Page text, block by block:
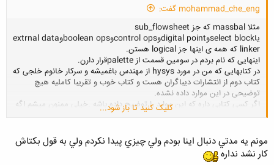
mohammad_che_eng گفت:
مثلا massbal که جز sub_flowsheet
یاselect blockوdigital pointوcontrol opsوboolean opsوextrnal data
linker که همه ی اینها جز logical هستن.
اینهایی که نام بردم در سومین قسمت از paletteقرار دارن.
در کتابهایی که من در مورد hysys از مهندس باغمیشه و سرکار خانوم خلجی که
کتاب دوم از انتشارات دیباگران هست و کتاب خوب و تقریبا کاملیه هیچ
توضیحی در این موارد داده نشده.
اگر کسی کتابی داره که این موارد را توضیح داده باشه .خیلی ممنون میشم اگه
با تشکر.
کلیک کنید تا باز شود...
مونم يه مدتي دنبال اينا بودم ولي چيزي پيدا نكردم ولي به قول بكتاش
كار نشد نداره